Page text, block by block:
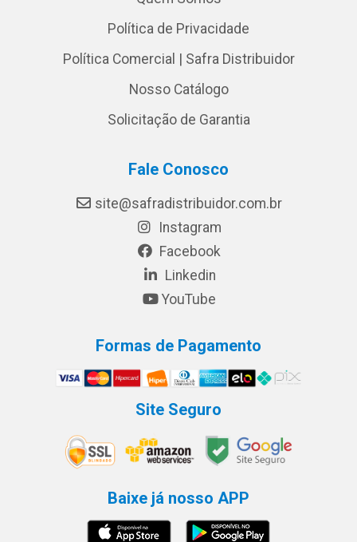
Política de Privacidade
Política Comercial | Safra Distribuidor
Nosso Catálogo
Solicitação de Garantia
Fale Conosco
site@safradistribuidor.com.br
Instagram
Facebook
Linkedin
YouTube
Formas de Pagamento
Site Seguro
Baixe já nosso APP